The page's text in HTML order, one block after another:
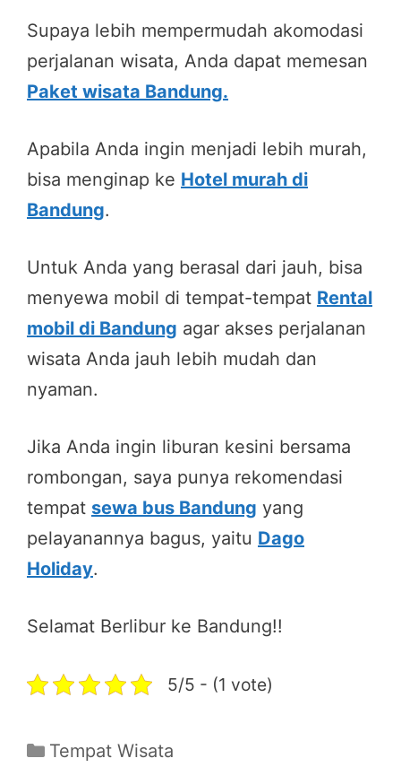
Supaya lebih mempermudah akomodasi
perjalanan wisata, Anda dapat memesan
Paket wisata Bandung.
Apabila Anda ingin menjadi lebih murah,
bisa menginap ke Hotel murah di
Bandung.
Untuk Anda yang berasal dari jauh, bisa
menyewa mobil di tempat-tempat Rental
mobil di Bandung agar akses perjalanan
wisata Anda jauh lebih mudah dan
nyaman.
Jika Anda ingin liburan kesini bersama
rombongan, saya punya rekomendasi
tempat sewa bus Bandung yang
pelayanannya bagus, yaitu Dago
Holiday.
Selamat Berlibur ke Bandung!!
5/5 - (1 vote)
Categories
Tempat Wisata